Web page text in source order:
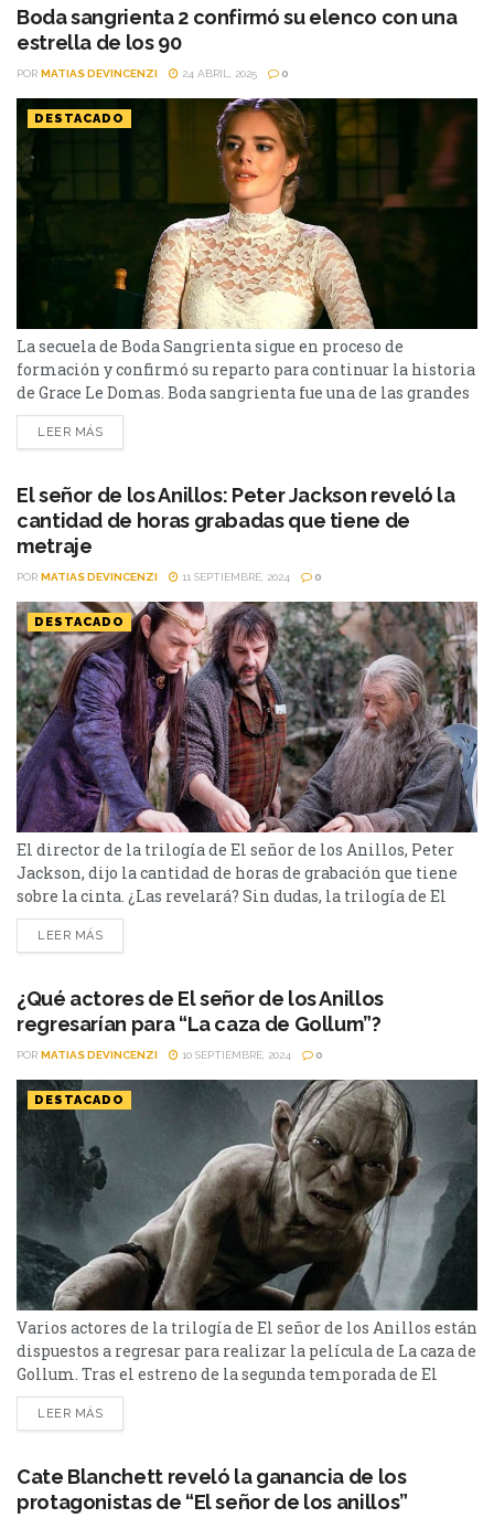
Boda sangrienta 2 confirmó su elenco con una
estrella de los 90
POR MATIAS DEVINCENZI 24 ABRIL, 2025 0
DESTACADO
La secuela de Boda Sangrienta sigue en proceso de
formación y confirmó su reparto para continuar la historia
de Grace Le Domas. Boda sangrienta fue una de las grandes
sorpresas del 2019. Con el título de Ready or Not, rompió el
molde y por eso ahora se viene la secuela que será Ready or
LEER MÁS
El señor de los Anillos: Peter Jackson reveló la
cantidad de horas grabadas que tiene de
metraje
POR MATIAS DEVINCENZI 11 SEPTIEMBRE, 2024 0
DESTACADO
El director de la trilogía de El señor de los Anillos, Peter
Jackson, dijo la cantidad de horas de grabación que tiene
sobre la cinta. ¿Las revelará? Sin dudas, la trilogía de El
señor de los Anillos es una de las mejores de la historia.
Tal es así que, bajo la dirección Peter Jackson, las cintas
LEER MÁS
¿Qué actores de El señor de los Anillos
regresarían para “La caza de Gollum”?
POR MATIAS DEVINCENZI 10 SEPTIEMBRE, 2024 0
DESTACADO
Varios actores de la trilogía de El señor de los Anillos están
dispuestos a regresar para realizar la película de La caza de
Gollum. Tras el estreno de la segunda temporada de El
señor de los Anillos en Prime Video, el hype generado en
el mundo escrito por J.R.R. Tolkien es total. Además de que
LEER MÁS
Cate Blanchett reveló la ganancia de los
protagonistas de “El señor de los anillos”